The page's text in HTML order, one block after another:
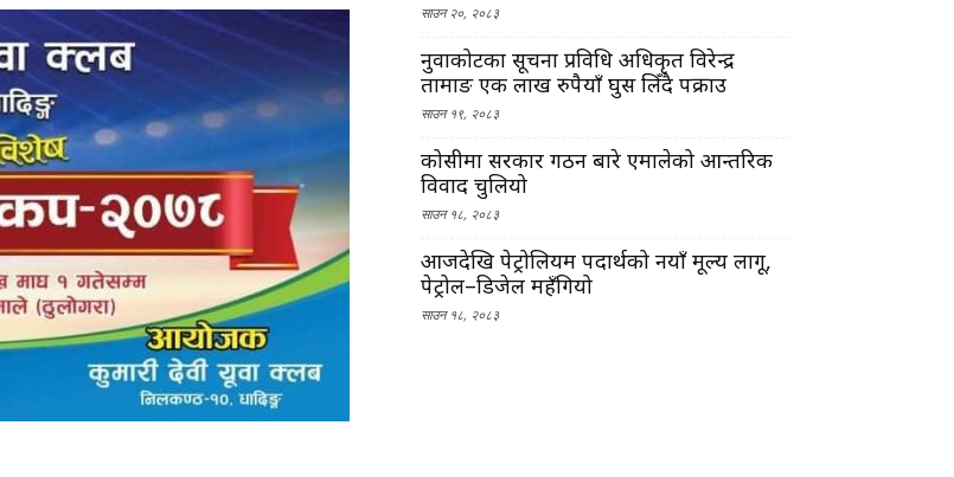
साउन २०, २०८३
नुवाकोटका सूचना प्रविधि अधिकृत विरेन्द्र
तामाङ एक लाख रुपैयाँ घुस लिँदै पक्राउ
साउन १९, २०८३
कोसीमा सरकार गठन बारे एमालेको आन्तरिक
विवाद चुलियो
साउन १८, २०८३
आजदेखि पेट्रोलियम पदार्थको नयाँ मूल्य लागू,
पेट्रोल–डिजेल महँगियो
साउन १८, २०८३